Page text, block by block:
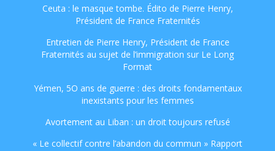
Ceuta : le masque tombe. Édito de Pierre Henry,
Président de France Fraternités
Entretien de Pierre Henry, Président de France
Fraternités au sujet de l’immigration sur Le Long
Format
Yémen, 5O ans de guerre : des droits fondamentaux
inexistants pour les femmes
Avortement au Liban : un droit toujours refusé
« Le collectif contre l’abandon du commun » Rapport